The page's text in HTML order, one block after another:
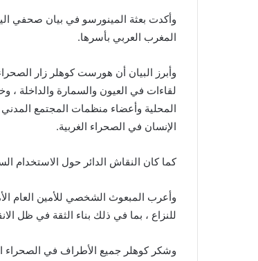
a
i
وأكدت بعثة المينورسو في بيان صحفي
المغرب العربي بأسرها.
وأبرز البيان أن هورست كوهلر زار
لقاءات في العيون والسمارة والداخلة ،
المحلية وأعضاء منظمات المجتمع المدني
الإنسان في الصحراء الغربية.
كما كان النقاش الدائر حول الاستخدام
وأعرب المبعوث الشخصي للأمين العام
للنزاع ، بما في ذلك بناء الثقة في ظل
وشكر كوهلر جميع الأطراف في الصحراء